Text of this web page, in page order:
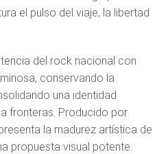
el pulso del viaje, la libertad
del rock nacional con
conservando la
una identidad
fronteras. Producido por
la madurez artística de
propuesta visual potente: